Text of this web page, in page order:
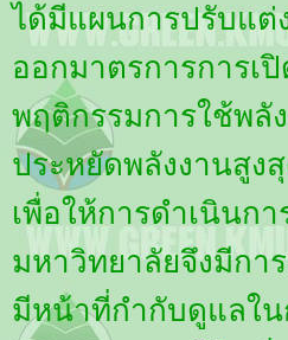
ได้มีแผนการปรับแ
ออกมาตรการการ
พฤติกรรมการใช้พลั
ประหยัดพลังงานสูง
เพื่อให้การดำเนินก
มหาวิทยาลัยจึงมีกา
มีหน้าที่กำกับดูแลใน